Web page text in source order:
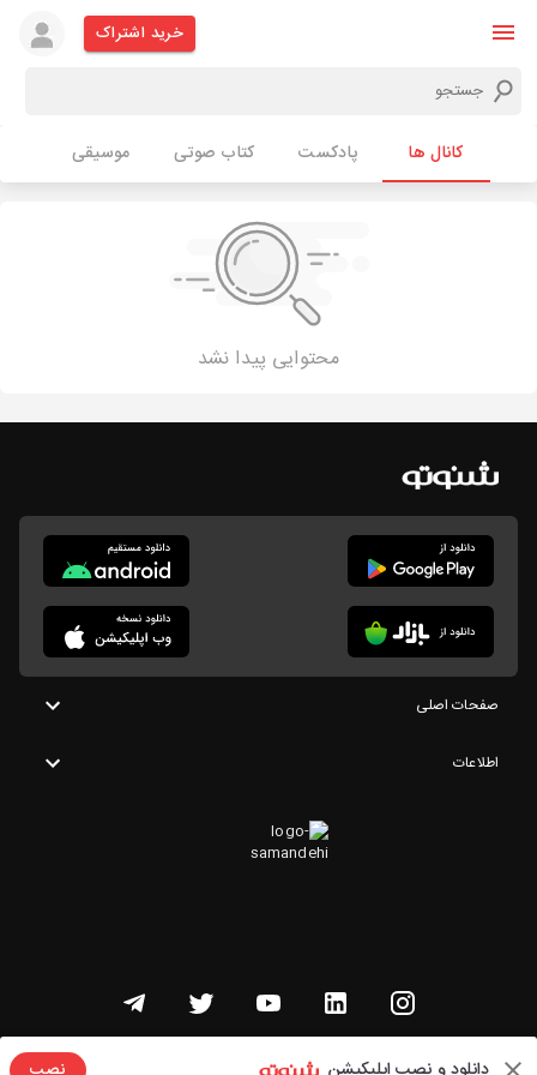
خرید اشتراک
کانال ها پادکست کتاب صوتی موسیقی
محتوایی پیدا نشد
صفحات اصلی
اطلاعات
تمامی حقوق این وبسایت متعلق به شنوتو است